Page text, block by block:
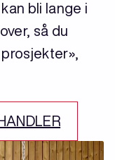
bli lange i
så du